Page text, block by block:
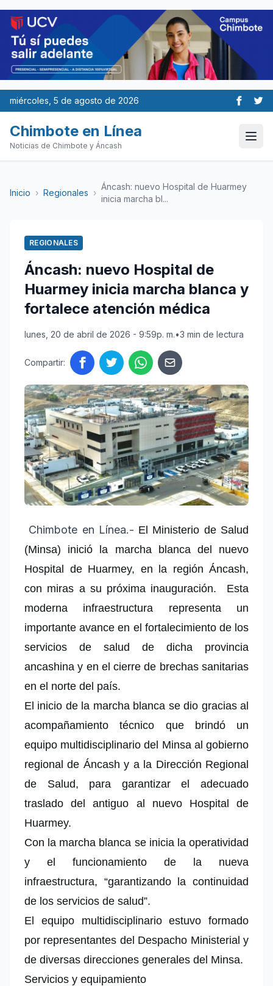
miércoles, 5 de agosto de 2026
Chimbote en Línea
Noticias de Chimbote y Áncash
Inicio › Regionales ›
Áncash: nuevo Hospital de Huarmey
inicia marcha bl...
REGIONALES
Áncash: nuevo Hospital de
Huarmey inicia marcha blanca y
fortalece atención médica
lunes, 20 de abril de 2026 - 9:59p. m.•3 min de lectura
Compartir:
Chimbote en Línea.- El Ministerio de Salud
(Minsa) inició la marcha blanca del nuevo
Hospital de Huarmey, en la región Áncash,
con miras a su próxima inauguración.
Esta
moderna infraestructura representa un
importante avance en el fortalecimiento de los
servicios de salud de dicha provincia
ancashina y en el cierre de brechas sanitarias
en el norte del país.
El inicio de la marcha blanca se dio gracias al
acompañamiento técnico que brindó un
equipo multidisciplinario del Minsa al gobierno
regional de Áncash y a la Dirección Regional
de Salud, para garantizar el adecuado
traslado del antiguo al nuevo Hospital de
Huarmey.
Con la marcha blanca se inicia la operatividad
y el funcionamiento de la nueva
infraestructura, “garantizando la continuidad
de los servicios de salud”.
El equipo multidisciplinario estuvo formado
por representantes del Despacho Ministerial y
de diversas direcciones generales del Minsa.
Servicios y equipamiento